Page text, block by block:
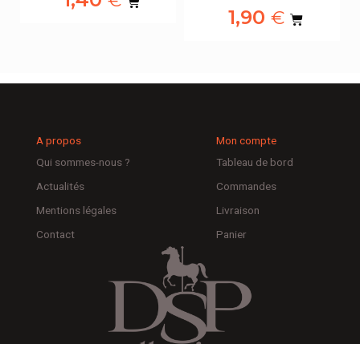
1,90€
A propos
Qui sommes-nous ?
Actualités
Mentions légales
Contact
Mon compte
Tableau de bord
Commandes
Livraison
Panier